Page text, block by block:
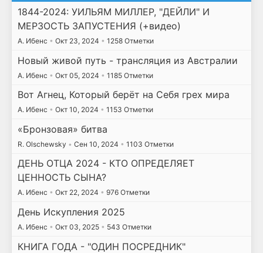
1844-2024: УИЛЬЯМ МИЛЛЕР, "ДЕЙЛИ" И
МЕРЗОСТЬ ЗАПУСТЕНИЯ (+видео)
А. Ибенс • Окт 23, 2024 • 1258 Отметки
Новый живой путь - трансляция из Австралии
А. Ибенс • Окт 05, 2024 • 1185 Отметки
Вот Агнец, Который берёт на Себя грех мира
А. Ибенс • Окт 10, 2024 • 1153 Отметки
«Бронзовая» битва
R. Olschewsky • Сен 10, 2024 • 1103 Отметки
ДЕНЬ ОТЦА 2024 - КТО ОПРЕДЕЛЯЕТ
ЦЕННОСТЬ СЫНА?
А. Ибенс • Окт 22, 2024 • 976 Отметки
День Искупления 2025
А. Ибенс • Окт 03, 2025 • 543 Отметки
КНИГА ГОДА - "ОДИН ПОСРЕДНИК"